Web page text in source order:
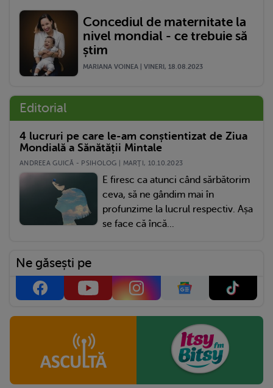
Concediul de maternitate la
nivel mondial - ce trebuie să
știm
MARIANA VOINEA | VINERI, 18.08.2023
Editorial
4 lucruri pe care le-am conștientizat de Ziua
Mondială a Sănătății Mintale
ANDREEA GUICĂ - PSIHOLOG | MARŢI, 10.10.2023
E firesc ca atunci când sărbătorim
ceva, să ne gândim mai în
profunzime la lucrul respectiv. Așa
se face că încă...
Ne găsești pe